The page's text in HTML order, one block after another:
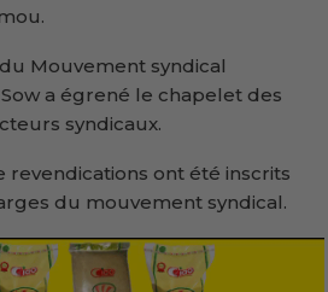
Mouvement syndical
a égrené le chapelet des
syndicaux.
revendications ont été inscrits
du mouvement syndical.